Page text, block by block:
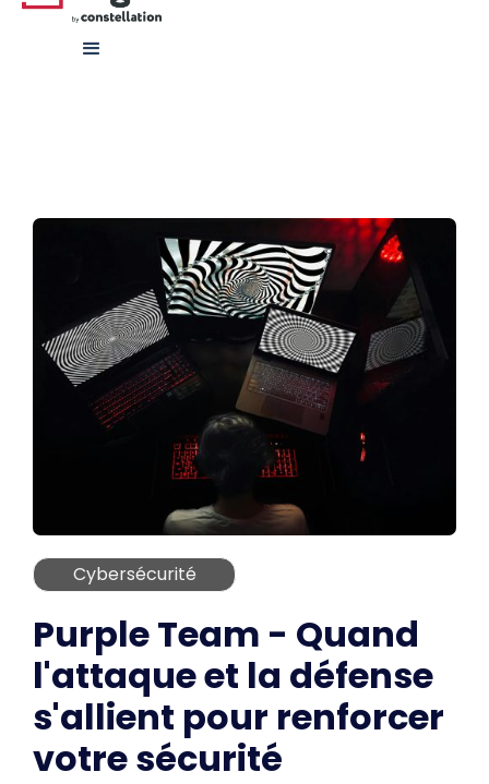
Cybersécurité
Purple Team - Quand
l'attaque et la défense
s'allient pour renforcer
votre sécurité